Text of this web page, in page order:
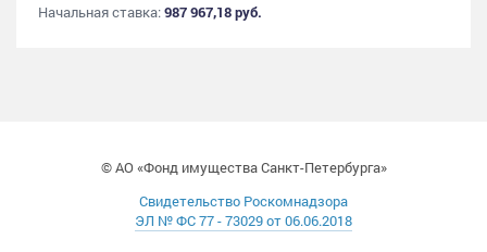
Начальная ставка:987 967,18 руб.
© АО «Фонд имущества Санкт-Петербурга»
Свидетельство Роскомнадзора
ЭЛ № ФС 77 - 73029 от 06.06.2018